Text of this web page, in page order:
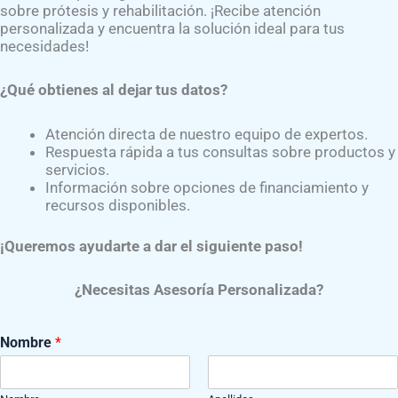
GRUPO DE APOYO
formar parte de este movimiento solo dale clic al botón
redes sociales y no te pierdas ningún detalle de nuestras
sobre prótesis y rehabilitación. ¡Recibe atención
personalizada y encuentra la solución ideal para tus
necesidades!
¿Qué obtienes al dejar tus datos?
Atención directa de nuestro equipo de expertos.
Respuesta rápida a tus consultas sobre productos y
servicios.
Información sobre opciones de financiamiento y
recursos disponibles.
¡Queremos ayudarte a dar el siguiente paso!
¿Necesitas Asesoría Personalizada?
Nombre *